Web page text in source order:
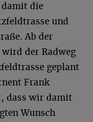
damit die
und
Ab der
wird der Radweg
geplant
Frank
dass wir damit
Wunsch